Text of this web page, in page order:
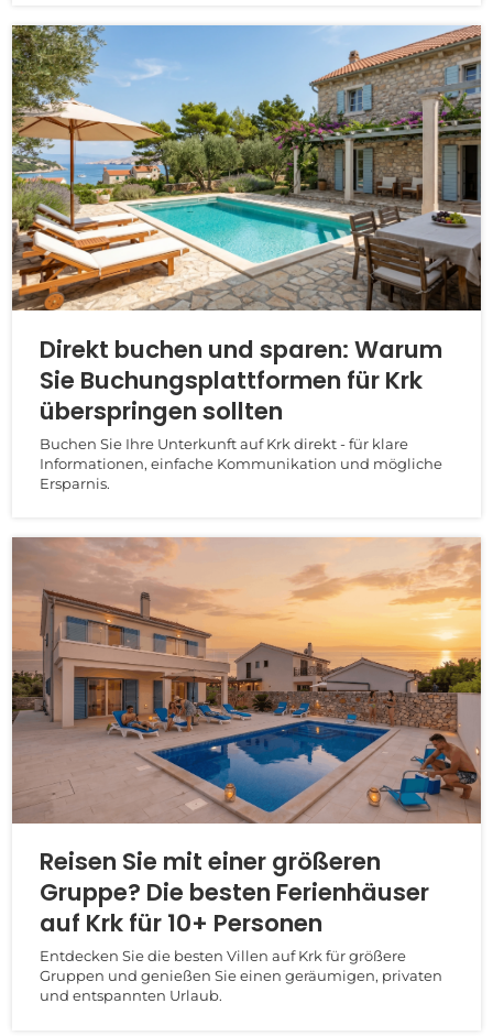
Direkt buchen und sparen: Warum
Sie Buchungsplattformen für Krk
überspringen sollten
Buchen Sie Ihre Unterkunft auf Krk direkt - für klare
Informationen, einfache Kommunikation und mögliche
Ersparnis.
Reisen Sie mit einer größeren
Gruppe? Die besten Ferienhäuser
auf Krk für 10+ Personen
Entdecken Sie die besten Villen auf Krk für größere
Gruppen und genießen Sie einen geräumigen, privaten
und entspannten Urlaub.